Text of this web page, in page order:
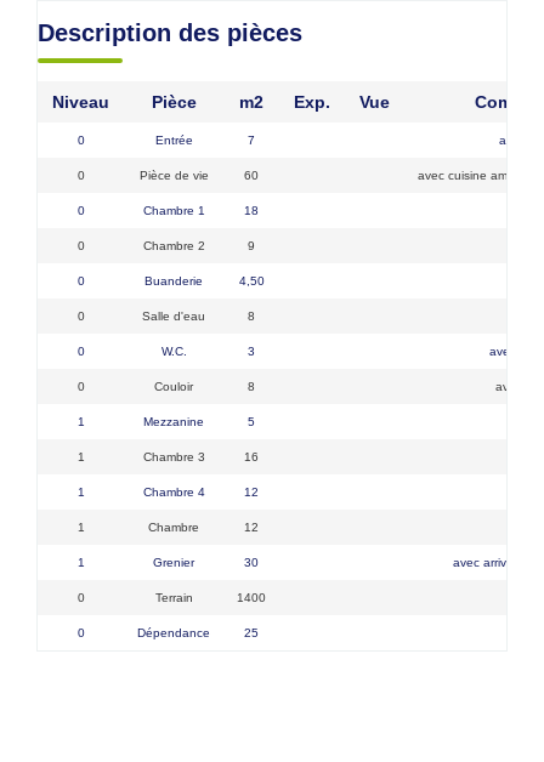
Description des pièces
Niveau Pièce m2 Exp. Vue
0 Entrée 7 avec
0 Pièce de vie 60 avec cuisine
0 Chambre 1 18
0 Chambre 2 9
0 Buanderie 4,50
0 Salle d'eau 8
0 W.C. 3 avec
0 Couloir 8 avec
1 Mezzanine 5
1 Chambre 3 16
1 Chambre 4 12
1 Chambre 12
1 Grenier 30 avec arrivée
0 Terrain 1400
0 Dépendance 25